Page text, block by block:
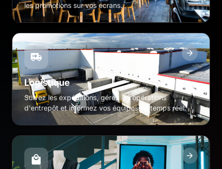
les promotions sur vos écrans.
Logistique
Suivez les expéditions, gérez les opérations
d'entrepôt et informez vos équipes en temps réel.